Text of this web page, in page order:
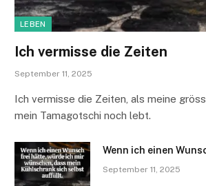
LEBEN
Ich vermisse die Zeiten
September 11, 2025
Ich vermisse die Zeiten, als meine
mein Tamagotschi noch lebt.
Wenn ich einen
September 11, 2025